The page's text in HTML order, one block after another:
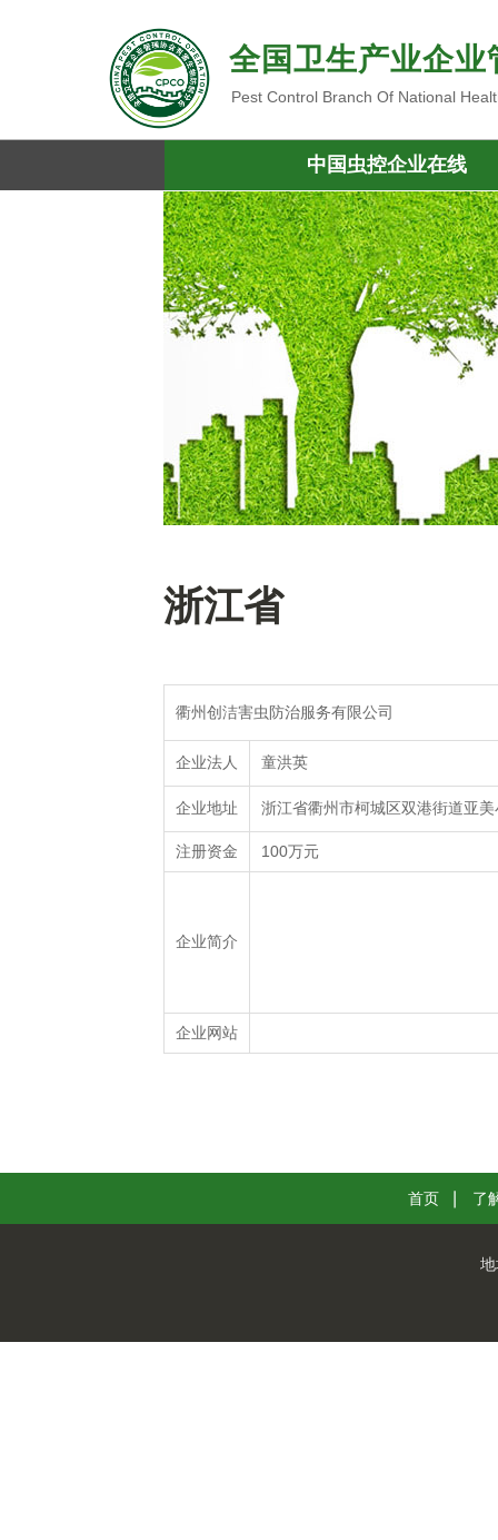
全国卫生产业企
Pest Control Branch Of National
中国虫控企业在线
浙江省
衢州创洁害虫防治服务有限公司
企业法人 童洪英
企业地址 浙江省衢州市柯城区双港街道亚
注册资金 100万元
企业简介
企业网站
首页 了